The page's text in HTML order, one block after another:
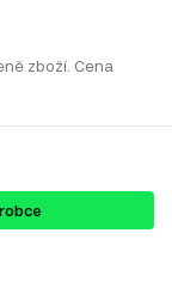
zboží. Cena